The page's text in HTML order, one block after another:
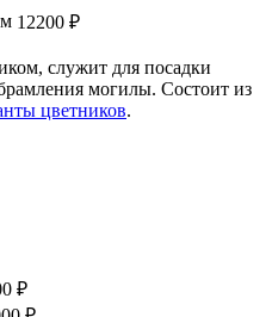
12200 ₽
служит для посадки
могилы. Состоит из
цветников.
₽